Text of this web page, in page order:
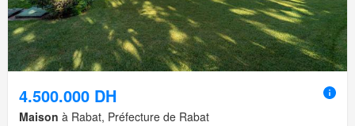
4.500.000 DH
Maison à Rabat, Préfecture de Rabat